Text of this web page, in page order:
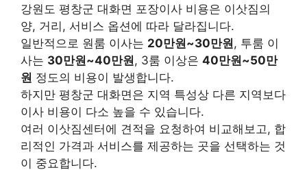
강원도 평창군 대화면 포장이사 비용은 이삿짐의
양, 거리, 서비스 옵션에 따라 달라집니다.
일반적으로 원룸 이사는 20만원~30만원, 투룸 이
사는 30만원~40만원, 3룸 이상은 40만원~50만
원 정도의 비용이 발생합니다.
하지만 평창군 대화면은 지역 특성상 다른 지역보다
이사 비용이 다소 높을 수 있습니다.
여러 이삿짐센터에 견적을 요청하여 비교해보고, 합
리적인 가격과 서비스를 제공하는 곳을 선택하는 것
이 중요합니다.